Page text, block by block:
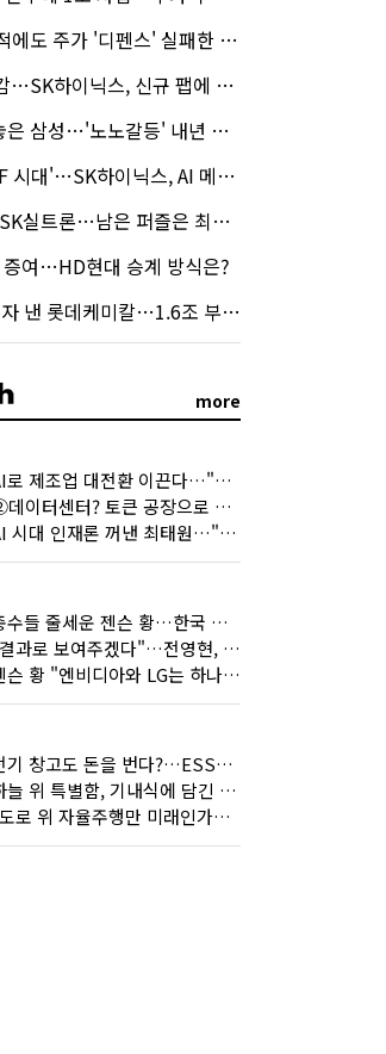
도 주가 '디펜스' 실패한 이유
하이닉스, 신규 팹에 54조 투자
…'노노갈등' 내년 교섭 판 흔들까
하이닉스, AI 메모리 표준 선점 나섰다
론…남은 퍼즐은 최태원 지분 29.4%
증여…HD현대 승계 방식은?
데케미칼…1.6조 부채 감량도 '속도'
more
AI로 제조업 대전환 이끈다…"2030년까지 민관합동 20조 투자"
②데이터센터? 토큰 공장으로 변신
AI 시대 인재론 꺼낸 최태원…"협업이 경쟁력"
총수들 줄세운 젠슨 황…한국 산업계 새판 짰다
"결과로 보여주겠다"…전영현, 젠슨 황과 HBM5 논의
젠슨 황 "엔비디아와 LG는 하나의 거대한 팀"
전기 창고도 돈을 번다?…ESS의 '두뇌' EMO가 뭐길래
하늘 위 특별함, 기내식에 담긴 기술의 세계
"도로 위 자율주행만 미래인가요"…진흙탕서 길 내는 HD현대 AI 기술